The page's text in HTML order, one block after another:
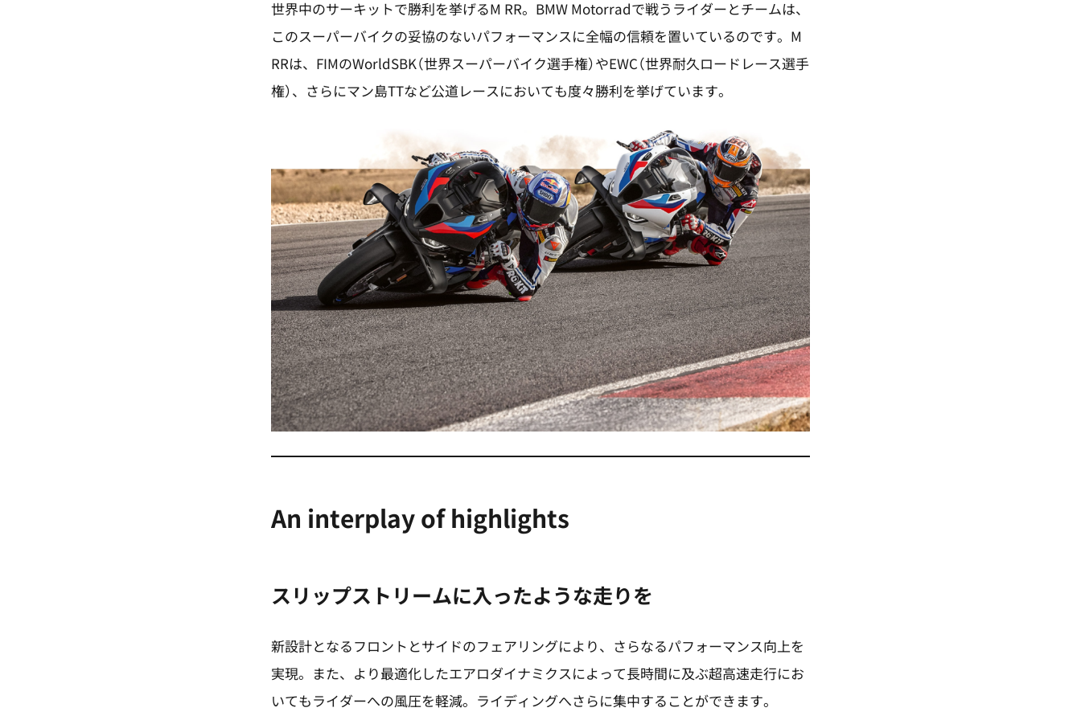
世界中のサーキットで勝利を挙げるM RR。BMW Motorradで戦うライダーとチームは、
このスーパーバイクの妥協のないパフォーマンスに全幅の信頼を置いているのです。M
RRは、FIMのWorldSBK（世界スーパーバイク選手権）やEWC（世界耐久ロードレース選手
権）、さらにマン島TTなど公道レースにおいても度々勝利を挙げています。
An interplay of highlights
スリップストリームに入ったような走りを
新設計となるフロントとサイドのフェアリングにより、さらなるパフォーマンス向上を
実現。また、より最適化したエアロダイナミクスによって長時間に及ぶ超高速走行にお
いてもライダーへの風圧を軽減。ライディングへさらに集中することができます。